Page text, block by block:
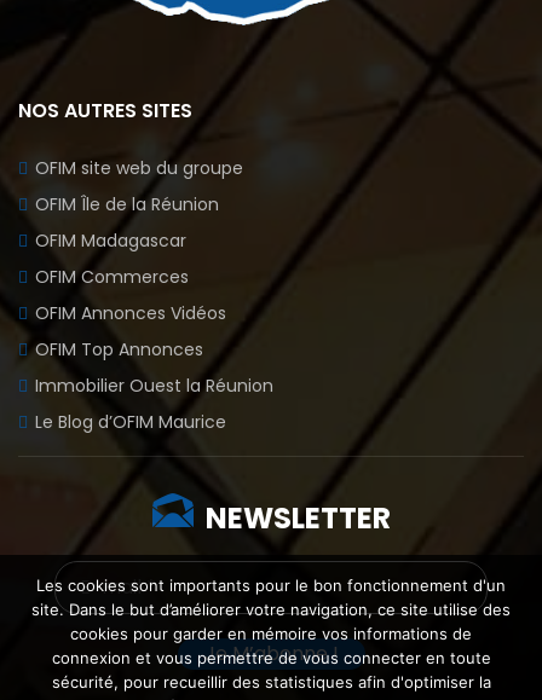
NOS AUTRES SITES
OFIM site web du groupe
OFIM Île de la Réunion
OFIM Madagascar
OFIM Commerces
OFIM Annonces Vidéos
OFIM Top Annonces
Immobilier Ouest la Réunion
Le Blog d’OFIM Maurice
NEWSLETTER
Les cookies sont importants pour le bon fonctionnement d'un
site. Dans le but d’améliorer votre navigation, ce site utilise des
cookies pour garder en mémoire vos informations de
connexion et vous permettre de vous connecter en toute
sécurité, pour recueillir des statistiques afin d'optimiser la